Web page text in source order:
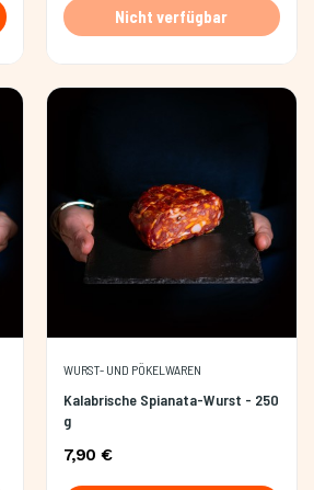
Nicht verfügbar
WURST- UND PÖKELWAREN
Kalabrische Spianata-Wurst - 250
g
7,90 €